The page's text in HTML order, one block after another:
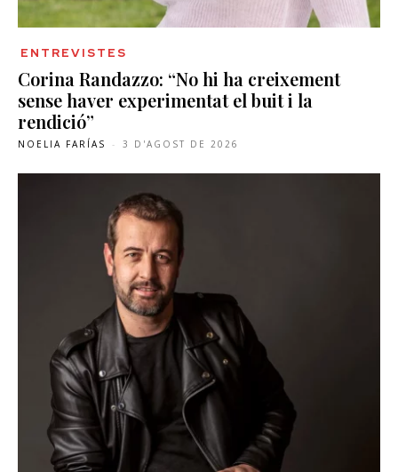
ENTREVISTES
Corina Randazzo: “No hi ha creixement
sense haver experimentat el buit i la
rendició”
NOELIA FARÍAS - 3 D'AGOST DE 2026